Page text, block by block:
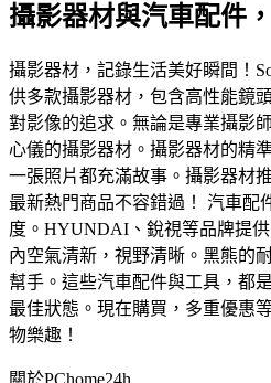
攝影器材與汽車配件
攝影器材，記錄生活美好瞬間！
供多款攝影器材，包含高性能鏡
對影像的追求。無論是專業攝影
心儀的攝影器材。攝影器材的精
一張照片都充滿故事。攝影器材
最新熱門商品不容錯過！ 汽車配
度。HYUNDAI、銳視等品牌提
內空氣清新，視野清晰。黑熊的
幫手。這些汽車配件與工具，都
最佳狀態。現在購買，多重優惠
物樂趣！
關於PChome24h